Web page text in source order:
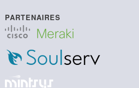
PARTENAIRES